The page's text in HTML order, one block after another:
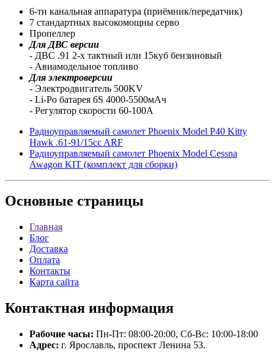
6-ти канальная аппаратура (приёмник/передатчик)
7 стандартных высокомощны серво
Пропеллер
Для ДВС версии
- ДВС .91 2-х тактный или 15куб бензиновый
- Авиамодельное топливо
Для электроверсии
- Электродвигатель 500KV
- Li-Po батарея 6S 4000-5500мАч
- Регулятор скорости 60-100А
Радиоуправляемый самолет Phoenix Model P40 Kitty
Hawk .61-91/15cc ARF
Радиоуправляемый самолет Phoenix Model Cessna
Awagon KIT (комплект для сборки)
Основные страницы
Главная
Блог
Доставка
Оплата
Контакты
Карта сайта
Контактная информация
Рабочие часы: Пн-Пт: 08:00-20:00, Сб-Вс: 10:00-18:00
Адрес: г. Ярославль, проспект Ленина 53.